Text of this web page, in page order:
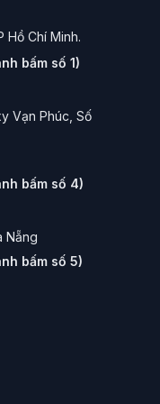
xuất sắc:VSP cung
suất thực với mức
chịu nhiệt tốt,
hệ thống hoạt
lắp máy văn phòng
chạy RTX 40-
tương ứng.
trở lên với các
tuyệt đối.
6+2 pin
Hồ Chí Minh.
bấm số 1)
Vạn Phúc, Số
bấm số 4)
Nẵng
bấm số 5)